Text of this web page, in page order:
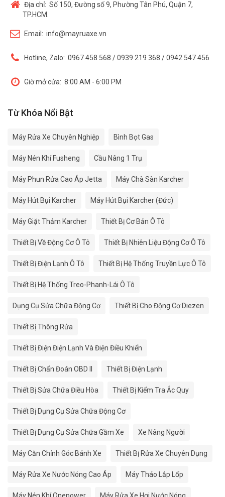
Địa chỉ: Số 150, Đường số 9, Phường Tân Phú, Quận 7,
TP.HCM.
Email: info@mayruaxe.vn
Hotline, Zalo: 0967 458 568 / 0939 219 368 / 0942 547 456
Giờ mở cửa: 8:00 AM - 6:00 PM
Từ Khóa Nổi Bật
Máy Rửa Xe Chuyên Nghiệp Bình Bọt Gas
Máy Nén Khí Fusheng Cầu Nâng 1 Trụ
Máy Phun Rửa Cao Áp Jetta Máy Chà Sàn Karcher
Máy Hút Bụi Karcher Máy Hút Bụi Karcher (Đức)
Máy Giặt Thảm Karcher Thiết Bị Cơ Bản Ô Tô
Thiết Bị Về Động Cơ Ô Tô Thiết Bị Nhiên Liệu Động Cơ Ô Tô
Thiết Bị Điện Lạnh Ô Tô Thiết Bị Hệ Thống Truyền Lực Ô Tô
Thiết Bị Hệ Thống Treo-Phanh-Lái Ô Tô
Dụng Cụ Sửa Chữa Động Cơ Thiết Bị Cho Động Cơ Diezen
Thiết Bị Thông Rửa
Thiết Bị Điện Điện Lạnh Và Điện Điều Khiển
Thiết Bị Chẩn Đoán OBD II Thiết Bị Điện Lạnh
Thiết Bị Sửa Chữa Điều Hòa Thiết Bị Kiểm Tra Ắc Quy
Thiết Bị Dụng Cụ Sửa Chữa Động Cơ
Thiết Bị Dụng Cụ Sửa Chữa Gầm Xe Xe Nâng Người
Máy Căn Chỉnh Góc Bánh Xe Thiết Bị Rửa Xe Chuyên Dụng
Máy Rửa Xe Nước Nóng Cao Áp Máy Tháo Lắp Lốp